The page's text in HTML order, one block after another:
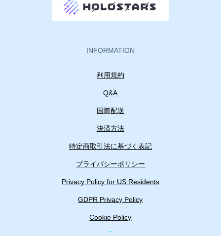
INFORMATION
利用規約
Q&A
国際配送
決済方法
特定商取引法に基づく表記
プライバシーポリシー
Privacy Policy for US Residents
GDPR Privacy Policy
Cookie Policy